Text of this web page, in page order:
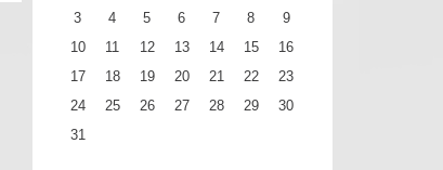
3
4 5 6 7 8
9
10
11 12 13 14 15
16
17
18 19 20 21 22
23
24
25 26 27 28 29
30
31